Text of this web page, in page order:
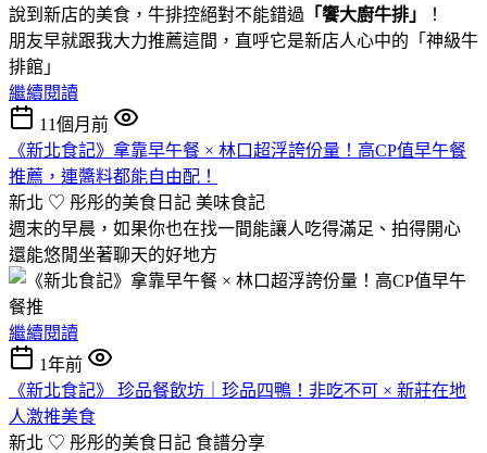
說到新店的美食，牛排控絕對不能錯過 「饗大廚牛排」
！
朋友早就跟我大力推薦這間，直呼它是新店人心中的「神級牛
排館」
繼續閱讀
11個月前
《新北食記》拿靠早午餐 × 林口超浮誇份量！高CP值早午餐
推薦，連醬料都能自由配！
新北 ♡ 彤彤的美食日記 美味食記
週末的早晨，如果你也在找一間能讓人吃得滿足、拍得開心
還能悠閒坐著聊天的好地方
繼續閱讀
1年前
《新北食記》 珍品餐飲坊｜珍品四鴨！非吃不可 × 新莊在地
人激推美食
新北 ♡ 彤彤的美食日記 食譜分享